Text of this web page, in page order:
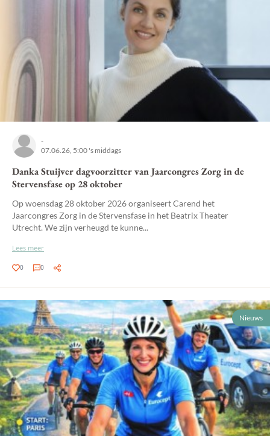
-
07.06.26, 5:00 's middags
Danka Stuijver dagvoorzitter van Jaarcongres Zorg in de
Stervensfase op 28 oktober
Op woensdag 28 oktober 2026 organiseert Carend het
Jaarcongres Zorg in de Stervensfase in het Beatrix Theater
Utrecht. We zijn verheugd te kunne...
Lees meer
0 0
Nieuws